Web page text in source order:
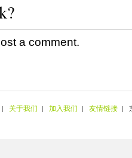
a comment.
| 关于我们 | 加入我们 | 友情链接 |